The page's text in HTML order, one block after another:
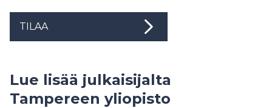
TILAA
Lue lisää julkaisijalta
Tampereen yliopisto